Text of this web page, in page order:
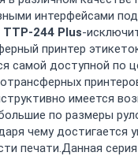
интерфейсами
TTP-244 Plus-
принтер
самой доступной по
имеется
по размеры
чему достигается
печати.Данная